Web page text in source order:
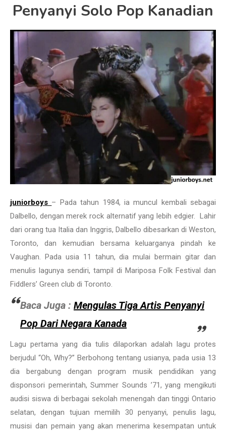
Penyanyi Solo Pop Kanadian
juniorboys – Pada tahun 1984, ia muncul kembali sebagai
Dalbello, dengan merek rock alternatif yang lebih edgier. Lahir
dari orang tua Italia dan Inggris, Dalbello dibesarkan di Weston,
Toronto, dan kemudian bersama keluarganya pindah ke
Vaughan. Pada usia 11 tahun, dia mulai bermain gitar dan
menulis lagunya sendiri, tampil di Mariposa Folk Festival dan
Fiddlers’ Green club di Toronto.
Baca Juga : Mengulas Tiga Artis Penyanyi
Pop Dari Negara Kanada
Lagu pertama yang dia tulis dilaporkan adalah lagu protes
berjudul “Oh, Why?” Berbohong tentang usianya, pada usia 13
dia bergabung dengan program musik pendidikan yang
disponsori pemerintah, Summer Sounds ’71, yang mengikuti
audisi siswa di berbagai sekolah menengah dan tinggi Ontario
selatan, dengan tujuan memilih 30 penyanyi, penulis lagu,
musisi dan pemain yang akan menerima kesempatan untuk